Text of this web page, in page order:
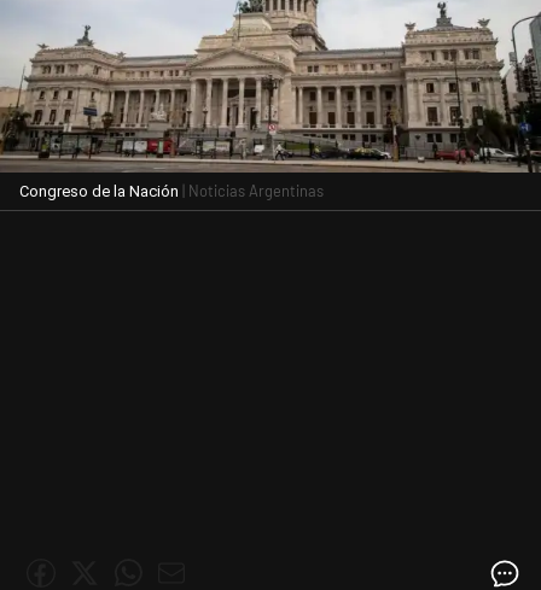
Congreso de la Nación | Noticias Argentinas